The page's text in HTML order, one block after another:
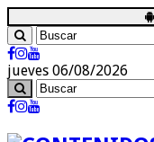
jueves 06/08/2026